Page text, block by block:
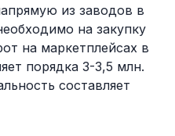
из заводов в
на закупку
на маркетплейсах в
порядка 3-3,5 млн.
составляет